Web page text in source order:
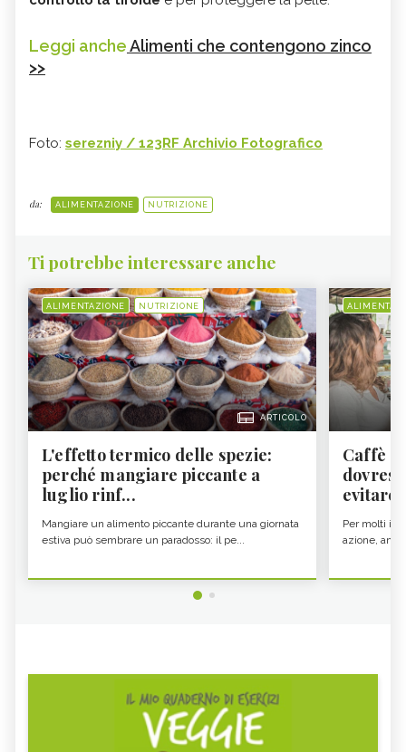
Leggi ancheAlimenti che contengono zinco
>>
Foto: serezniy / 123RF Archivio Fotografico
da: ALIMENTAZIONE NUTRIZIONE
Ti potrebbe interessare anche
ALIMENTAZIONE NUTRIZIONE
ARTICOLO
L'effetto termico delle spezie:
perché mangiare piccante a
luglio rinf...
Mangiare un alimento piccante durante una giornata
estiva può sembrare un paradosso: il pe...
Caffè
evitare
Per molti il
azione,